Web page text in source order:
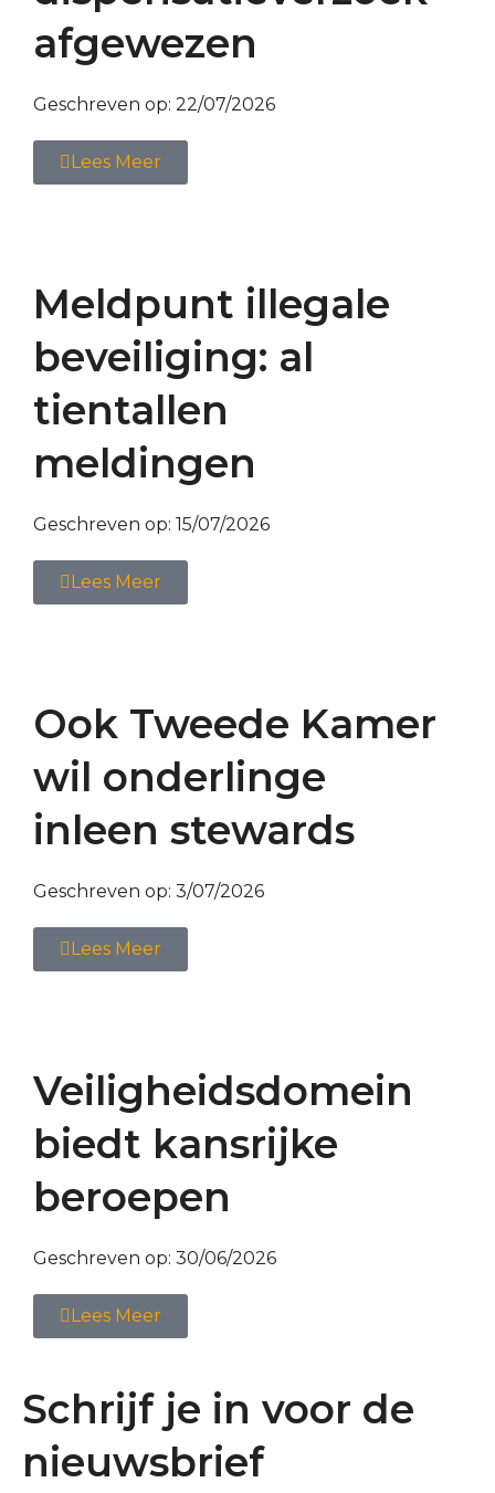
afgewezen
Geschreven op: 22/07/2026
Lees Meer
Meldpunt illegale
beveiliging: al
tientallen
meldingen
Geschreven op: 15/07/2026
Lees Meer
Ook Tweede Kamer
wil onderlinge
inleen stewards
Geschreven op: 3/07/2026
Lees Meer
Veiligheidsdomein
biedt kansrijke
beroepen
Geschreven op: 30/06/2026
Lees Meer
Schrijf je in voor de
nieuwsbrief